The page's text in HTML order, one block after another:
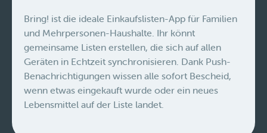
Bring! ist die ideale Einkaufslisten-App für Familien
und Mehrpersonen-Haushalte. Ihr könnt
gemeinsame Listen erstellen, die sich auf allen
Geräten in Echtzeit synchronisieren. Dank Push-
Benachrichtigungen wissen alle sofort Bescheid,
wenn etwas eingekauft wurde oder ein neues
Lebensmittel auf der Liste landet.